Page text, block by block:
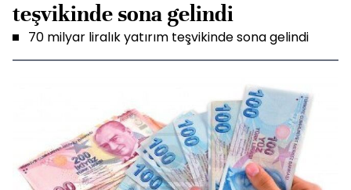
teşvikinde sona gelindi
70 milyar liralık yatırım teşvikinde sona gelindi